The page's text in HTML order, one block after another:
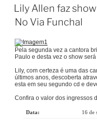
EM
Lily Allen faz
No Via Funchal
Pela segunda vez a cantora
Paulo e desta vez o show
Lily, com certeza é uma das
últimos anos, descoberta
esta em seu segundo cd e
Confira o valor dos ingressos
Data: 16 de